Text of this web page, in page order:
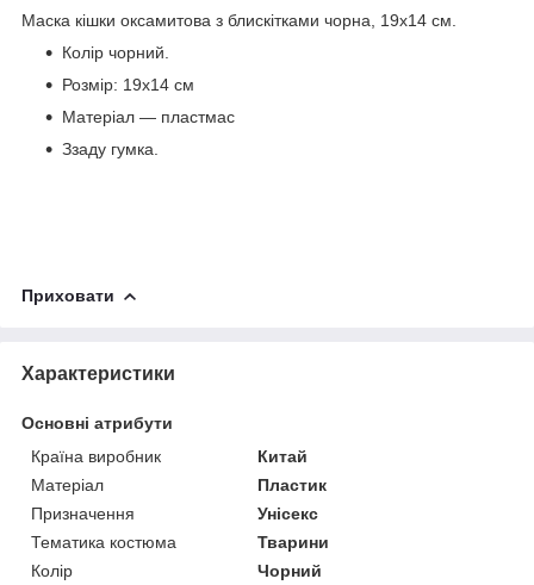
Маска кішки оксамитова з блискітками чорна, 19х14 см.
Колір чорний.
Розмір: 19х14 см
Матеріал — пластмас
Ззаду гумка.
Приховати
Характеристики
Основні атрибути
Країна виробник
Китай
Матеріал
Пластик
Призначення
Унісекс
Тематика костюма
Тварини
Колір
Чорний